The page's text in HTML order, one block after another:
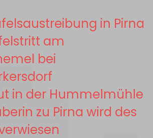
in Pirna
am
bei
in der Hummelmühle
zu Pirna wird des